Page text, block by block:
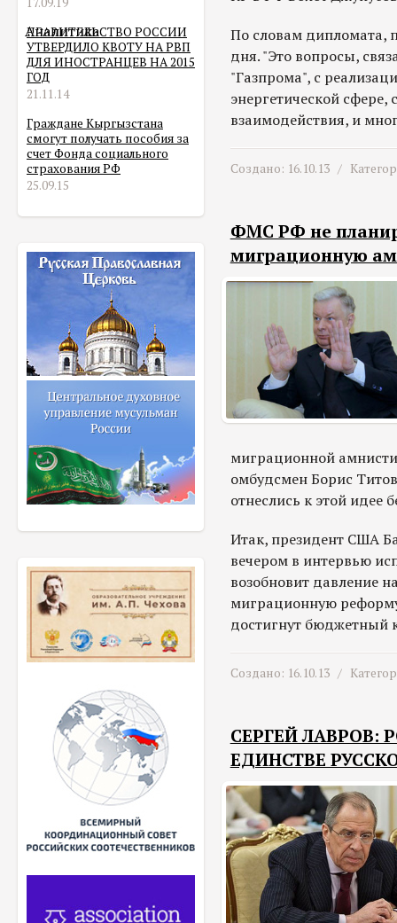
Аналитика
ПРАВИТЕЛЬСТВО РОССИИ
УТВЕРДИЛО КВОТУ НА РВП
ДЛЯ ИНОСТРАНЦЕВ НА 2015
ГОД
21.11.14
Граждане Кыргызстана
смогут получать пособия за
счет Фонда социального
страхования РФ
25.09.15
По словам дипломата,
дня. "Это вопросы,
"Газпрома", с
энергетической
взаимодействия, и
Создано: 16.10.13 /
ФМС РФ не
миграционную
миграционной
омбудсмен Борис
отнеслись к этой идее
Итак, президент США
вечером в интервью
возобновит давление
миграционную реформу
достигнут бюджетный
Создано: 16.10.13 /
СЕРГЕЙ ЛАВРОВ:
ЕДИНСТВЕ